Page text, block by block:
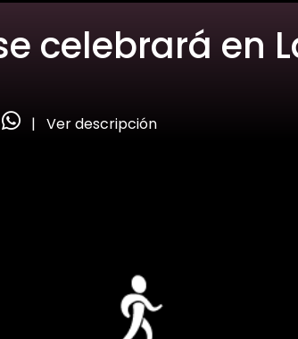
celebrará en
| Ver descripción